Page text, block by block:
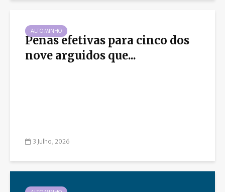
ALTO MINHO
Penas efetivas para cinco dos
nove arguidos que...
3 Julho, 2026